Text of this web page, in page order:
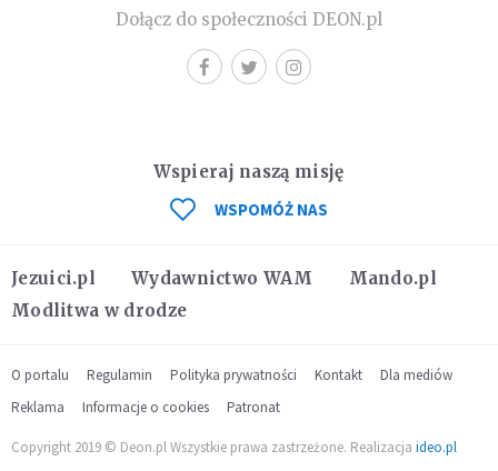
Dołącz do społeczności DEON.pl
Jezuici.pl Wydawnictwo WAM
Mando.pl
Modlitwa w drodze
Wspieraj naszą misję
WSPOMÓŻ NAS
O portalu Regulamin Polityka prywatności Kontakt
Dla mediów
Reklama
Informacje o cookies Patronat
Copyright 2019 © Deon.pl Wszystkie prawa zastrzeżone. Realizacja ideo.pl